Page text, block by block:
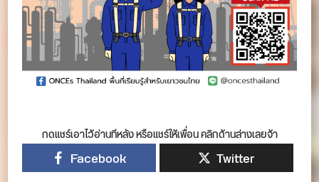
กดแชร์เอาไว้อ่านทีหลัง หรือแชร์ให้เพื่อน คลิกด้านล่างเลยจ้า
Facebook Twitter